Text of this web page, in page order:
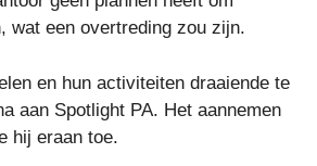
wat een overtreding zou zijn.
en hun activiteiten draaiende te
aan Spotlight PA. Het aannemen
hij eraan toe.